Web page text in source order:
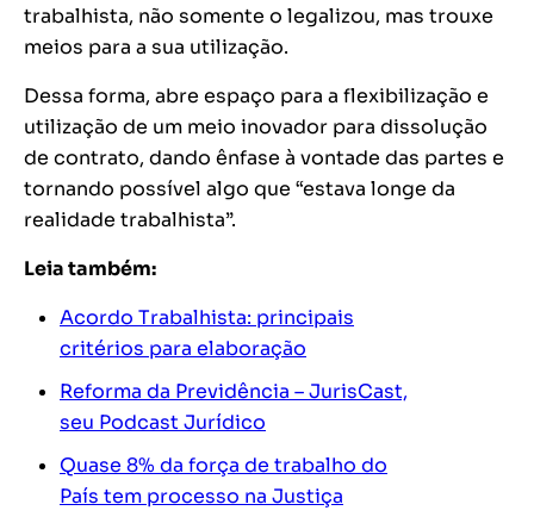
trabalhista, não somente o legalizou, mas trouxe
meios para a sua utilização.
Dessa forma, abre espaço para a flexibilização e
utilização de um meio inovador para dissolução
de contrato, dando ênfase à vontade das partes e
tornando possível algo que “estava longe da
realidade trabalhista”.
Leia também:
Acordo Trabalhista: principais
critérios para elaboração
Reforma da Previdência – JurisCast,
seu Podcast Jurídico
Quase 8% da força de trabalho do
País tem processo na Justiça